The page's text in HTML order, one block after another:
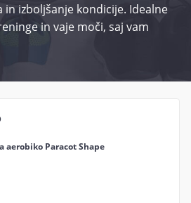
in izboljšanje kondicije. Idealne
in vaje moči, saj vam
V naši ponudbi boste našli
klopi, ki so stabilne, vzdržljive in
Ne glede na to, ali trenirate
intenziven trening, ki izboljšuje
hitreje doseči vaše
aerobiko Paracot Shape